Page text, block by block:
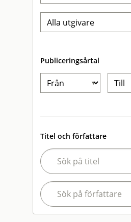
Publiceringsårtal
Titel och författare